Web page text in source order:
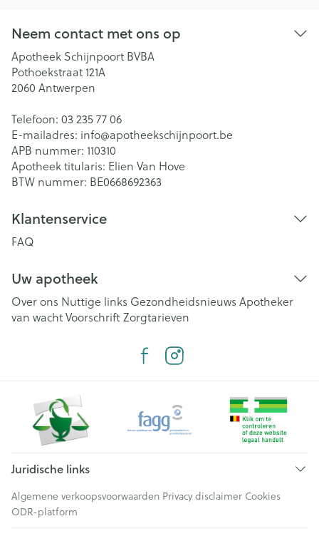
Neem contact met ons op
Apotheek Schijnpoort BVBA
Pothoekstraat 121A
2060 Antwerpen
Telefoon: 03 235 77 06
E-mailadres: info@apotheekschijnpoort.be
APB nummer: 110310
Apotheek titularis: Elien Van Hove
BTW nummer: BE0668692363
Klantenservice
FAQ
Uw apotheek
Over ons Nuttige links Gezondheidsnieuws Apotheker
van wachtVoorschriftZorgtarieven
Juridische links
Algemene verkoopsvoorwaarden Privacy disclaimer Cookies
ODR-platform